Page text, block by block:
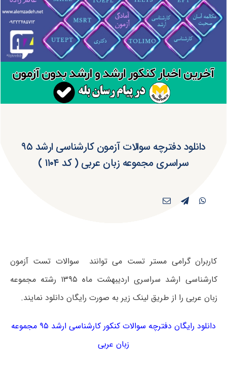
دانلود دفترچه سوالات آزمون کارشناسی ارشد ۹۵
سراسری مجموعه زبان عربی ( کد ۱۱۰۴ )
کاربران گرامی مستر تست می توانند سوالات تست آزمون
کارشناسی ارشد سراسری اردیبهشت ماه ۱۳۹۵ رشته مجموعه
زبان عربی را از طریق لینک زیر به صورت رایگان دانلود نمایند.
دانلود رایگان دفترچه سوالات کنکور کارشناسی ارشد ۹۵ مجموعه
زبان عربی